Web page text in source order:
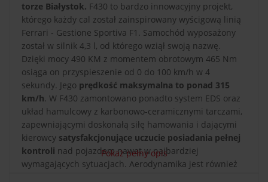
torze Białystok. F430 to bardzo innowacyjny projekt,
którego każdy cal został zainspirowany wyścigową linią
Ferrari - Gestione Sportiva F1. Samochód wyposażony
został w silnik 4,3 l, od którego wziął swoją nazwę.
Dzięki mocy 490 KM z momentem obrotowym 465 Nm
osiąga on przyspieszenie od 0 do 100 km/h w 4
sekundy. Jego prędkość maksymalna to ponad 315
km/h. W F430 zamontowano ponadto system EDS oraz
układ hamulcowy z karbonowo-ceramicznymi tarczami,
zapewniającymi doskonałą siłę hamowania i dającymi
kierowcy satysfakcjonujące uczucie posiadania pełnej
kontroli nad pojazdem nawet w najbardziej
wymagających sytuacjach. Aerodynamika jest również
Pokaż pełny opis